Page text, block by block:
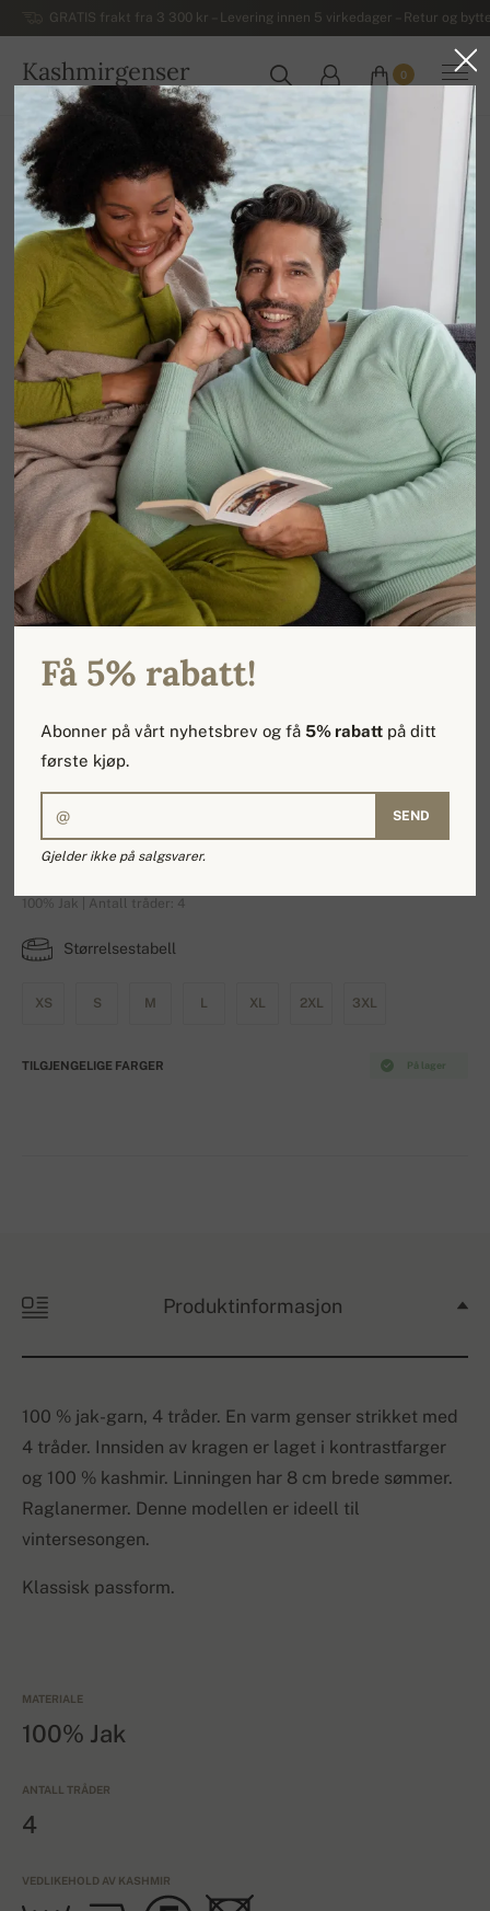
GRATIS frakt fra 3 300 kr – Levering innen 5 virkedager – Retur og
Kashmirgenser
NORGE
0
Hjem Luksuriøse herregensere i kashmir
Howard
100% Jak | Antall tråder: 4
Størrelsestabell
XS S M L XL 2XL 3XL
På lager
TILGJENGELIGE FARGER
Produktinformasjon
100 % jak-garn, 4 tråder. En varm genser strikket med
4 tråder. Innsiden av kragen er laget i kontrastfarger
og 100 % kashmir. Linningen har 8 cm brede sømmer.
Raglanermer. Denne modellen er ideell til
vintersesongen.
Klassisk passform.
MATERIALE
100% Jak
ANTALL TRÅDER
4
VEDLIKEHOLD AV KASHMIR
Få 5% rabatt!
Abonner på vårt nyhetsbrev og få5% rabatt på ditt
første kjøp.
SEND
Gjelder ikke på salgsvarer.